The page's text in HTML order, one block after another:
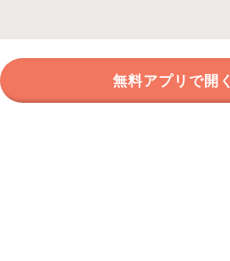
無料アプリで開く